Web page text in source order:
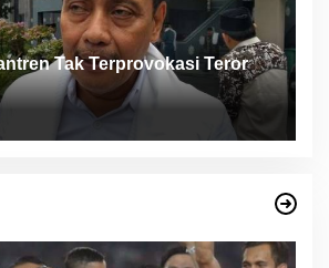
Tak Terprovokasi Teror